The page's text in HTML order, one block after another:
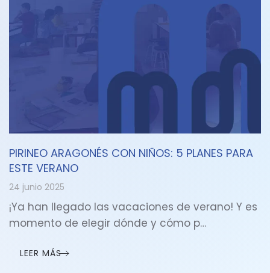
PIRINEO ARAGONÉS CON NIÑOS: 5 PLANES PARA
ESTE VERANO
24 junio 2025
¡Ya han llegado las vacaciones de verano! Y es
momento de elegir dónde y cómo p…
LEER MÁS